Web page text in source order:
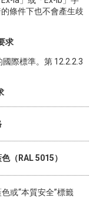
條件下也不會產生歧
求
國際標準。第 12.2.2.3
（RAL 5015）
或“本質安全”標籤